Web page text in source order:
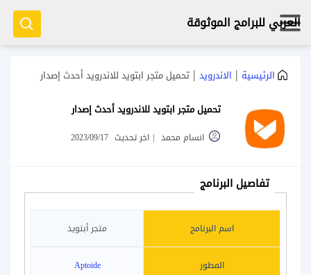
العربي للبرامج الموثوقة
الرئيسية | الاندرويد | تحميل متجر ابتويد للاندرويد أحدث إصدار
تحميل متجر ابتويد للاندرويد أحدث إصدار
انسام محمد | اخر تحديث 2023/09/17
تفاصيل البرنامج
اسم البرنامج متجر أبتويد
المطور Aptoide